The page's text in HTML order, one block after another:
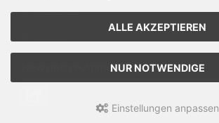
Impressum
Newsletter-Anmeldung
ALLE AKZEPTIEREN
NUR NOTWENDIGE
Einstellungen anpassen